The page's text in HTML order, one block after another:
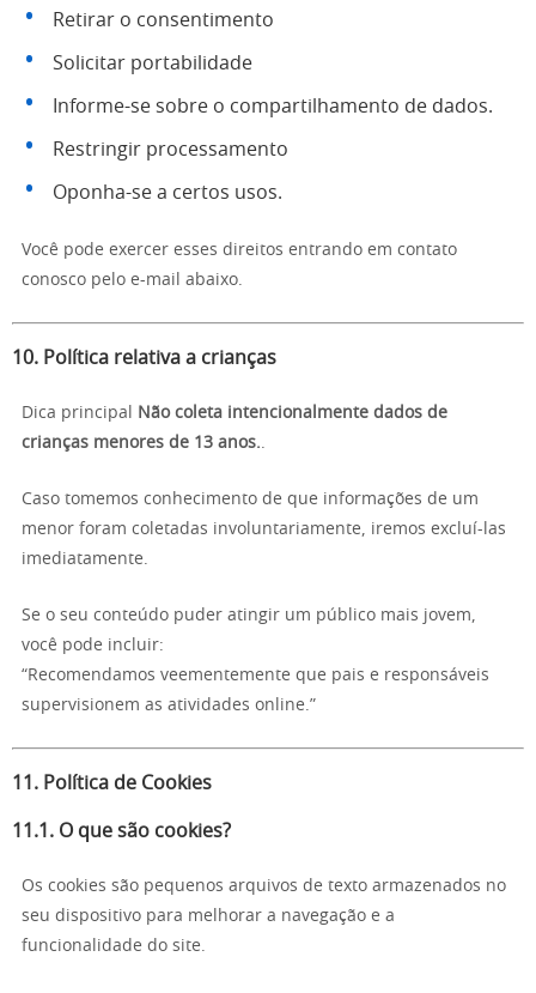
Retirar o consentimento
Solicitar portabilidade
Informe-se sobre o compartilhamento de dados.
Restringir processamento
Oponha-se a certos usos.
Você pode exercer esses direitos entrando em contato
conosco pelo e-mail abaixo.
10. Política relativa a crianças
Dica principal
Não coleta intencionalmente dados de
crianças menores de 13 anos.
Caso tomemos conhecimento de que informações de um
menor foram coletadas involuntariamente, iremos excluí-las
imediatamente.
Se o seu conteúdo puder atingir um público mais jovem,
você pode incluir:
“Recomendamos veementemente que pais e responsáveis
supervisionem as atividades online.”
11. Política de Cookies
11.1. O que são cookies?
Os cookies são pequenos arquivos de texto armazenados no
seu dispositivo para melhorar a navegação e a
funcionalidade do site.